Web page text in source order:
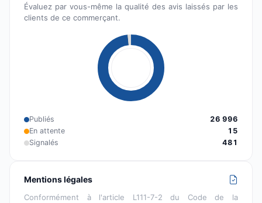
Évaluez par vous-même la qualité des avis laissés par les
clients de ce commerçant.
Publiés
26 996
En attente
15
Signalés
481
Mentions légales
Conformément à l'article L111-7-2 du Code de la